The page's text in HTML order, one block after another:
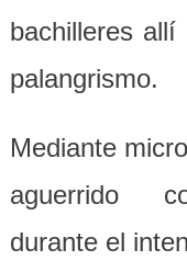
bachilleres allí
palangrismo.
Mediante
aguerrido
durante el